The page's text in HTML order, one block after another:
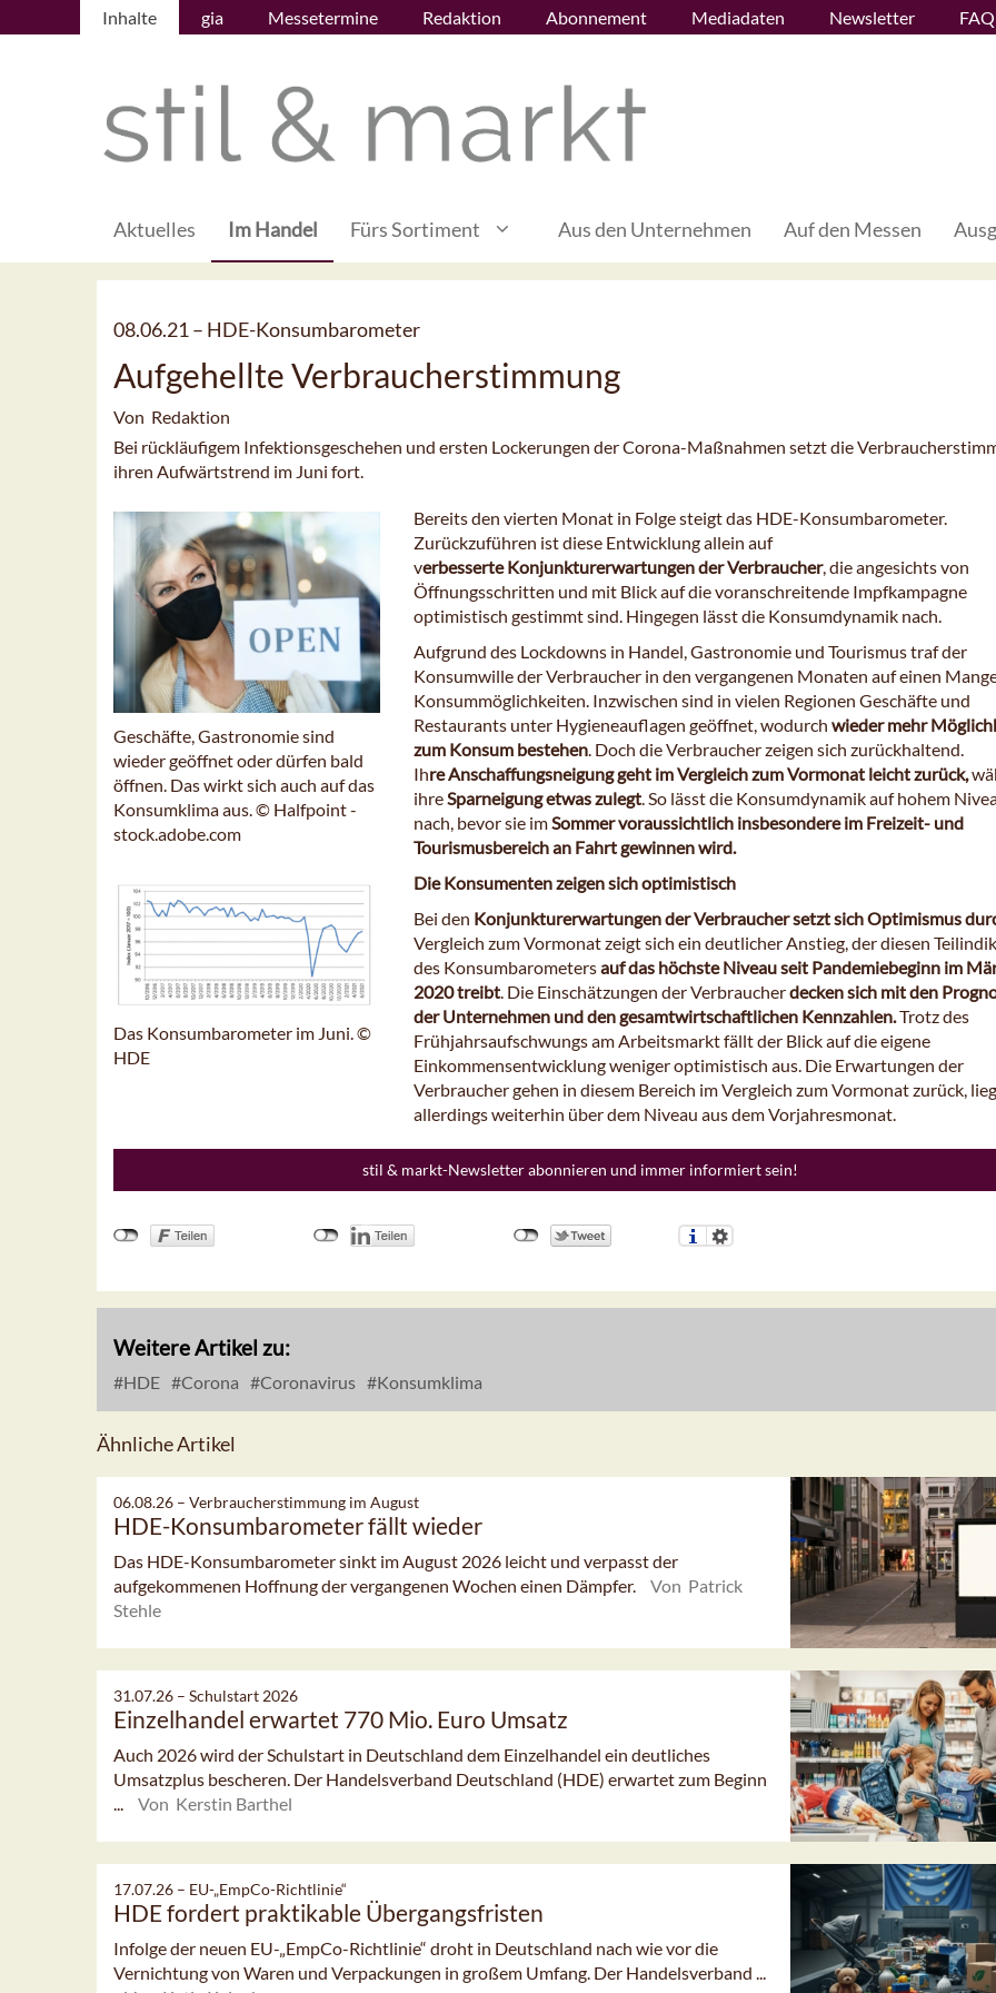
Inhalte gia Messetermine Redaktion Abonnement Mediadaten Newsletter FAQ
Aktuelles Im Handel Fürs Sortiment Aus den Unternehmen Auf den Messen
08.06.21 – HDE-Konsumbarometer
Aufgehellte Verbraucherstimmung
Von Redaktion
Bei rückläufigem Infektionsgeschehen und ersten Lockerungen der Corona-Maßnahmen setzt die
ihren Aufwärtstrend im Juni fort.
Geschäfte, Gastronomie sind
wieder geöffnet oder dürfen bald
öffnen. Das wirkt sich auch auf das
Konsumklima aus. © Halfpoint -
stock.adobe.com
Das Konsumbarometer im Juni. ©
HDE
Bereits den vierten Monat in Folge steigt das HDE-Konsumbarometer.
Zurückzuführen ist diese Entwicklung allein auf
verbesserteKonjunkturerwartungen der Verbraucher, die angesichts von
Öffnungsschritten und mit Blick auf die voranschreitende Impfkampagne
optimistisch gestimmt sind. Hingegen lässt die Konsumdynamik nach.
Aufgrund des Lockdowns in Handel, Gastronomie und Tourismus traf der
Konsumwille der Verbraucher in den vergangenen Monaten auf einen
Konsummöglichkeiten. Inzwischen sind in vielen Regionen Geschäfte und
Restaurants unter Hygieneauflagen geöffnet, wodurch wieder mehr
zum Konsum bestehen. Doch die Verbraucher zeigen sich zurückhaltend.
IhreAnschaffungsneigung geht im Vergleich zum Vormonat leicht zurück,
ihreSparneigung etwas zulegt. So lässt die Konsumdynamik auf hohem
nach, bevor sie imSommer voraussichtlich insbesondere im Freizeit- und
Tourismusbereich an Fahrt gewinnen wird.
Die Konsumenten zeigen sich optimistisch
Bei den Konjunkturerwartungen der Verbraucher setzt sich Optimismus
Vergleich zum Vormonat zeigt sich ein deutlicher Anstieg, der diesen
des Konsumbarometersauf das höchste Niveau seit Pandemiebeginn im
2020 treibt. Die Einschätzungen der Verbraucherdecken sich mit den
der Unternehmen und den gesamtwirtschaftlichen Kennzahlen.Trotz des
Frühjahrsaufschwungs am Arbeitsmarkt fällt der Blick auf die eigene
Einkommensentwicklung weniger optimistisch aus. Die Erwartungen der
Verbraucher gehen in diesem Bereich im Vergleich zum Vormonat zurück,
allerdings weiterhin über dem Niveau aus dem Vorjahresmonat.
stil & markt-Newsletter abonnieren und immer informiert sein!
Weitere Artikel zu:
HDE Corona Coronavirus Konsumklima
Ähnliche Artikel
06.08.26 – Verbraucherstimmung im August
HDE-Konsumbarometer fällt wieder
Das HDE-Konsumbarometer sinkt im August 2026 leicht und verpasst der
aufgekommenen Hoffnung der vergangenen Wochen einen Dämpfer.
Von Patrick
Stehle
31.07.26 – Schulstart 2026
Einzelhandel erwartet 770 Mio. Euro Umsatz
Auch 2026 wird der Schulstart in Deutschland dem Einzelhandel ein deutliches
Umsatzplus bescheren. Der Handelsverband Deutschland (HDE) erwartet zum Beginn
...
Von Kerstin Barthel
17.07.26 – EU-„EmpCo-Richtlinie“
HDE fordert praktikable Übergangsfristen
Infolge der neuen EU-„EmpCo-Richtlinie“ droht in Deutschland nach wie vor die
Vernichtung von Waren und Verpackungen in großem Umfang. Der Handelsverband ...